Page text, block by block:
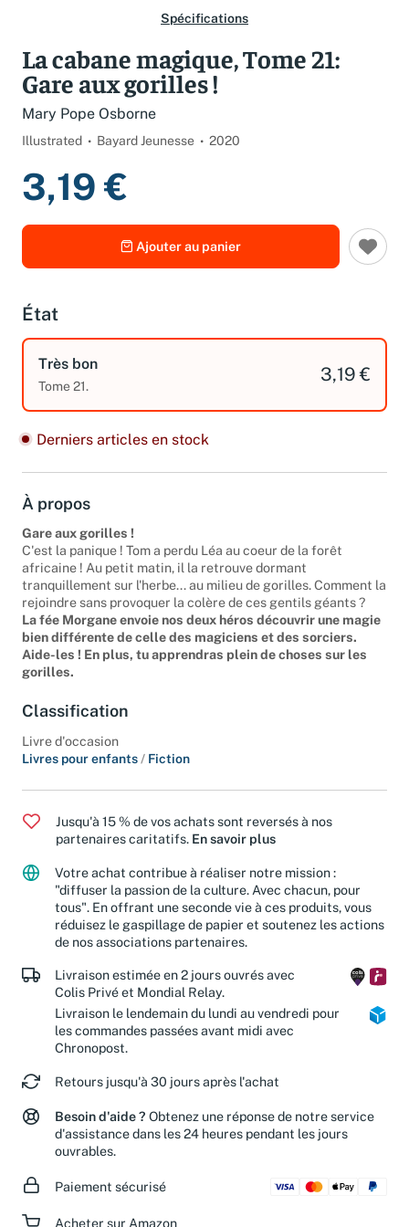
Spécifications
La cabane magique, Tome 21:
Gare aux gorilles !
Mary Pope Osborne
Illustrated Bayard Jeunesse 2020
3,19 €
Ajouter au panier
État
Très bon
Tome 21.
3,19 €
Derniers articles en stock
À propos
Gare aux gorilles !
C'est la panique ! Tom a perdu Léa au coeur de la forêt
africaine ! Au petit matin, il la retrouve dormant
tranquillement sur l'herbe... au milieu de gorilles. Comment la
rejoindre sans provoquer la colère de ces gentils géants ?
La fée Morgane envoie nos deux héros découvrir une magie
bien différente de celle des magiciens et des sorciers.
Aide-les ! En plus, tu apprendras plein de choses sur les
gorilles.
Classification
Livre d'occasion
Livres pour enfants / Fiction
Jusqu'à 15 % de vos achats sont reversés à nos
partenaires caritatifs. En savoir plus
Votre achat contribue à réaliser notre mission :
"diffuser la passion de la culture. Avec chacun, pour
tous". En offrant une seconde vie à ces produits, vous
réduisez le gaspillage de papier et soutenez les actions
de nos associations partenaires.
Livraison estimée en 2 jours ouvrés avec
Colis Privé et Mondial Relay.
Livraison le lendemain du lundi au vendredi pour
les commandes passées avant midi avec
Chronopost.
Retours jusqu'à 30 jours après l'achat
Besoin d'aide ? Obtenez une réponse de notre service
d'assistance dans les 24 heures pendant les jours
ouvrables.
Paiement sécurisé
Acheter sur Amazon